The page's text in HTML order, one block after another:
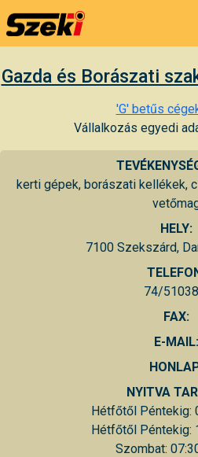
Gazda és Borászati
'G' betűs
Vállalkozás egyedi
kerti gépek, borászati kellékek,
HELY:
7100 Szekszárd,
74/
FAX:
E-MAIL:
NYITVA
Hétfőtől Péntekig:
Hétfőtől Péntekig:
Szombat: